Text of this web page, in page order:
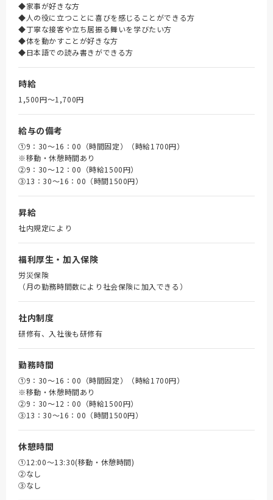
◆家事が好きな方
◆人の役に立つことに喜びを感じることができる方
◆丁寧な接客や立ち居振る舞いを学びたい方
◆体を動かすことが好きな方
◆日本語での読み書きができる方
時給
1,500円〜1,700円
給与の備考
①9：30～16：00（時間固定）（時給1700円）
※移動・休憩時間あり
➁9：30～12：00（時給1500円）
③13：30～16：00（時間1500円）
昇給
社内規定により
福利厚生・加入保険
労災保険
（月の勤務時間数により社会保険に加入できる）
社内制度
研修有、入社後も研修有
勤務時間
①9：30～16：00（時間固定）（時給1700円）
※移動・休憩時間あり
➁9：30～12：00（時給1500円）
③13：30～16：00（時間1500円）
休憩時間
①12:00～13:30(移動・休憩時間)
➁なし
③なし